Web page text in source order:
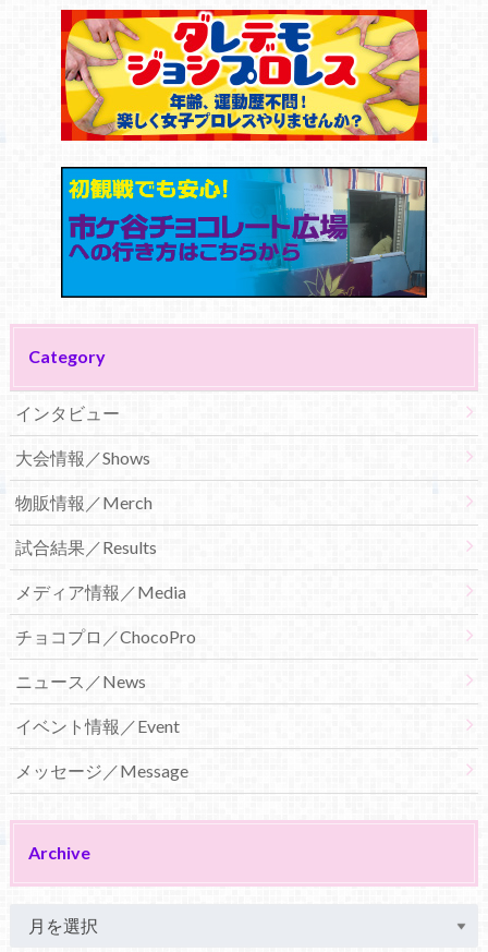
Category
インタビュー
大会情報／Shows
物販情報／Merch
試合結果／Results
メディア情報／Media
チョコプロ／ChocoPro
ニュース／News
イベント情報／Event
メッセージ／Message
Archive